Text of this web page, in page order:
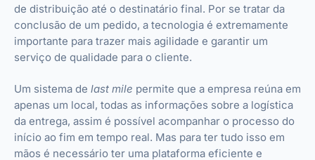
de distribuição até o destinatário final. Por se tratar da
conclusão de um pedido, a tecnologia é extremamente
importante para trazer mais agilidade e garantir um
serviço de qualidade para o cliente.
Um sistema de last mile permite que a empresa reúna em
apenas um local, todas as informações sobre a logística
da entrega, assim é possível acompanhar o processo do
início ao fim em tempo real. Mas para ter tudo isso em
mãos é necessário ter uma plataforma eficiente e